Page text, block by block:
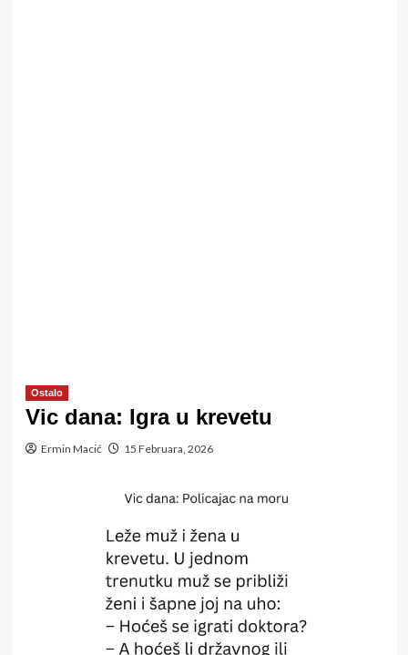
Ostalo
Vic dana: Igra u krevetu
Ermin Macić 15 Februara, 2026